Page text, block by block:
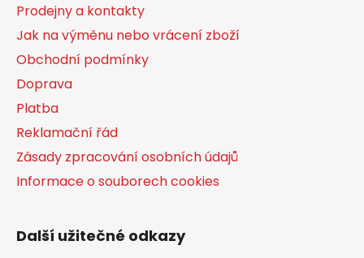
Prodejny a kontakty
Jak na výměnu nebo vrácení zboží
Obchodní podmínky
Doprava
Platba
Reklamační řád
Zásady zpracování osobních údajů
Informace o souborech cookies
Další užitečné odkazy